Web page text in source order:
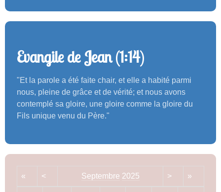
Evangile de Jean (1:14)
"Et la parole a été faite chair, et elle a habité parmi
nous, pleine de grâce et de vérité; et nous avons
contemplé sa gloire, une gloire comme la gloire du
Fils unique venu du Père."
« < Septembre 2025 > »